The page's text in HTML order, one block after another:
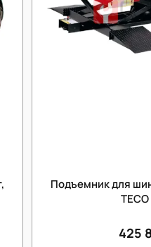
Подъемник для
TECO
425